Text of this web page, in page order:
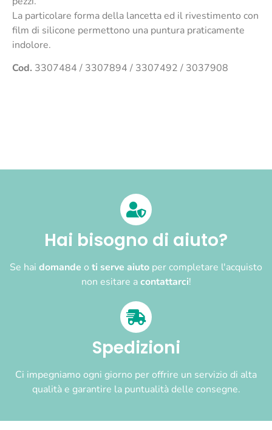
La particolare forma della lancetta ed il rivestimento con
film di silicone permettono una puntura praticamente
indolore.
Cod. 3307484 / 3307894 / 3307492 / 3037908
Hai bisogno di aiuto?
Se hai domande o ti serve aiuto per completare l'acquisto
non esitare acontattarci!
Spedizioni
Ci impegniamo ogni giorno per offrire un servizio di alta
qualità e garantire la puntualità delle consegne.